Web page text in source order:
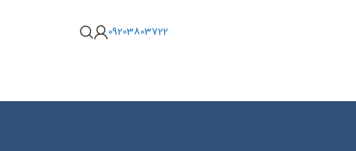
09203803722